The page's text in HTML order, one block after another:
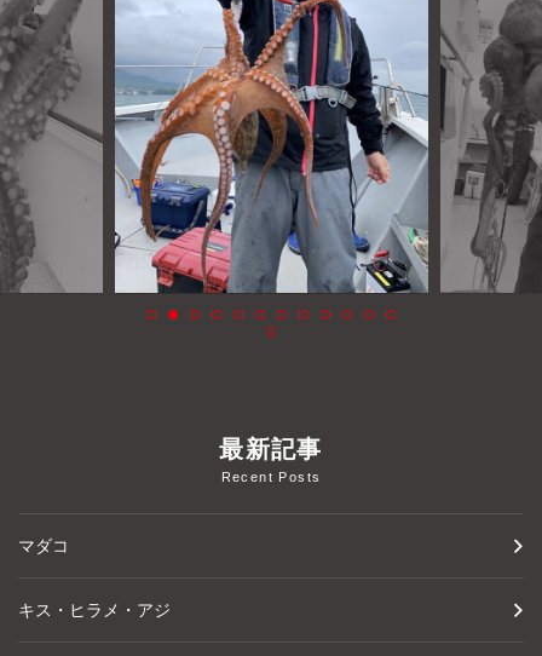
プライバシーポリシー
お問い合わせ
お知らせ
最新記事
Recent Posts
マダコ
キス・ヒラメ・アジ